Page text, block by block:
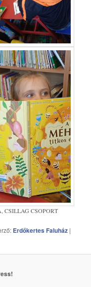
CSILLAG CSOPORT
Erdőkertes Faluház |